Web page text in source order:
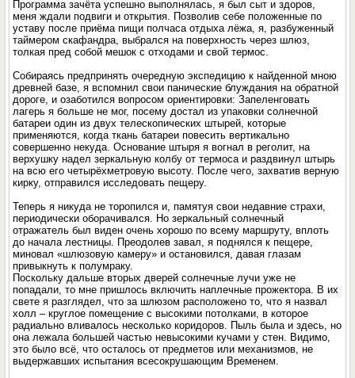
Программа зачёта успешно выполнялась, я был сыт и здоров,
меня ждали подвиги и открытия. Позволив себе положенные по
уставу после приёма пищи полчаса отдыха лёжа, я, разбуженный
таймером скафандра, выбрался на поверхность через шлюз,
толкая пред собой мешок с отходами и свой термос.
Собираясь предпринять очередную экспедицию к найденной мною
древней базе, я вспомнил свои панические блуждания на обратной
дороге, и озаботился вопросом ориентировки: Запеленговать
лагерь я больше не мог, посему достал из упаковки солнечной
батареи один из двух телескопических штырей, которые
применяются, когда ткань батареи повесить вертикально
совершенно некуда. Основание штыря я вогнал в реголит, на
верхушку надел зеркальную колбу от термоса и раздвинул штырь
на всю его четырёхметровую высоту. После чего, захватив верную
кирку, отправился исследовать пещеру.
Теперь я никуда не торопился и, памятуя свои недавние страхи,
периодически оборачивался. Но зеркальный солнечный
отражатель был виден очень хорошо по всему маршруту, вплоть
до начала лестницы. Преодолев завал, я поднялся к пещере,
миновал «шлюзовую камеру» и остановился, давая глазам
привыкнуть к полумраку.
Поскольку дальше вторых дверей солнечные лучи уже не
попадали, то мне пришлось включить наплечные прожектора. В их
свете я разглядел, что за шлюзом расположено то, что я назвал
холл – круглое помещение с высокими потолками, в которое
радиально вливалось несколько коридоров. Пыль была и здесь, но
она лежала большей частью невысокими кучами у стен. Видимо,
это было всё, что осталось от предметов или механизмов, не
выдержавших испытания всесокрушающим Временем.